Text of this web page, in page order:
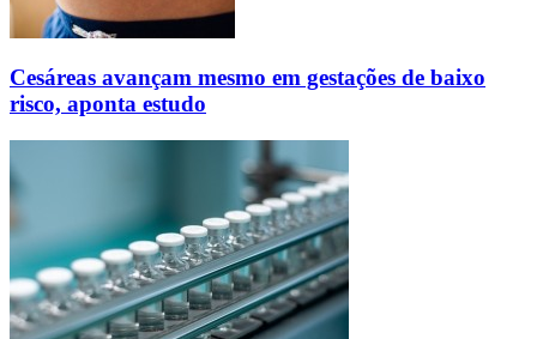
Cesáreas avançam mesmo em gestações de baixo
risco, aponta estudo